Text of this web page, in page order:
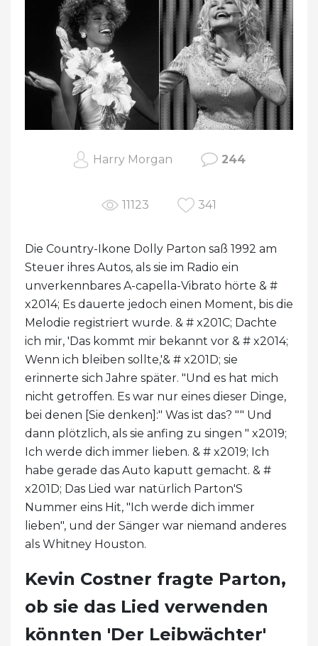
Harry Morgan 244
11123 341
Die Country-Ikone Dolly Parton saß 1992 am
Steuer ihres Autos, als sie im Radio ein
unverkennbares A-capella-Vibrato hörte & #
x2014; Es dauerte jedoch einen Moment, bis die
Melodie registriert wurde. & # x201C; Dachte
ich mir, 'Das kommt mir bekannt vor & # x2014;
Wenn ich bleiben sollte,'& # x201D; sie
erinnerte sich Jahre später. "Und es hat mich
nicht getroffen. Es war nur eines dieser Dinge,
bei denen [Sie denken]:" Was ist das? "" Und
dann plötzlich, als sie anfing zu singen " x2019;
Ich werde dich immer lieben. & # x2019; Ich
habe gerade das Auto kaputt gemacht. & #
x201D; Das Lied war natürlich Parton'S
Nummer eins Hit, "Ich werde dich immer
lieben", und der Sänger war niemand anderes
als Whitney Houston.
Kevin Costner fragte Parton,
ob sie das Lied verwenden
könnten 'Der Leibwächter'